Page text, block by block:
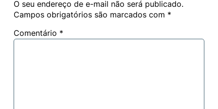
O seu endereço de e-mail não será publicado.
Campos obrigatórios são marcados com *
Comentário *